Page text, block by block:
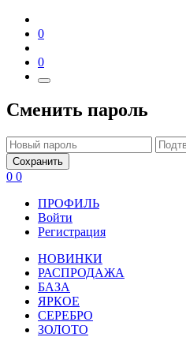
0
0
Сменить пароль
Сохранить
0 0
ПРОФИЛЬ
Войти
Регистрация
НОВИНКИ
РАСПРОДАЖА
БАЗА
ЯРКОЕ
СЕРЕБРО
ЗОЛОТО